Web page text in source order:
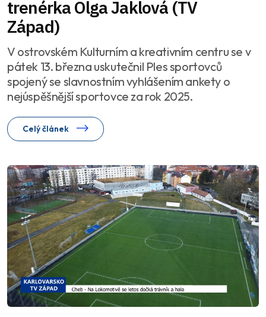
trenérka Olga Jaklová (TV
Západ)
V ostrovském Kulturním a kreativním centru se v
pátek 13. března uskutečnil Ples sportovců
spojený se slavnostním vyhlášením ankety o
nejúspěšnější sportovce za rok 2025.
Celý článek